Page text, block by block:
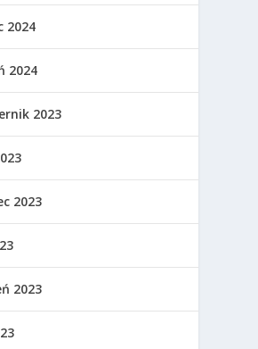
2024
2024
2023
2023
2023